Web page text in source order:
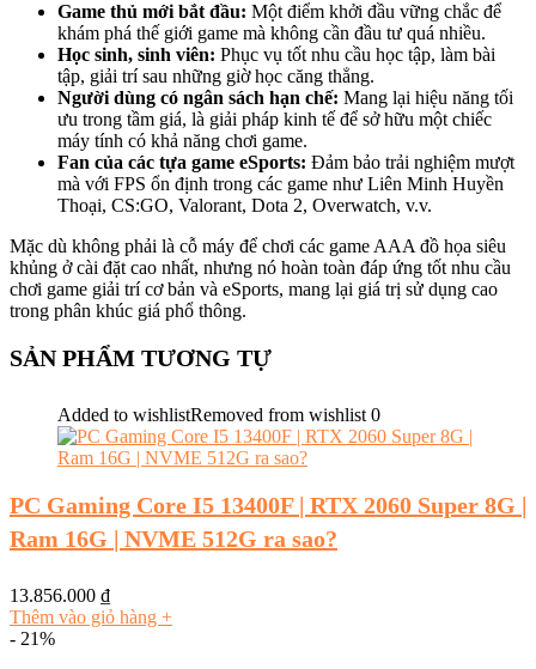
Game thủ mới bắt đầu: Một điểm khởi đầu vững chắc để
khám phá thế giới game mà không cần đầu tư quá nhiều.
Học sinh, sinh viên: Phục vụ tốt nhu cầu học tập, làm bài
tập, giải trí sau những giờ học căng thẳng.
Người dùng có ngân sách hạn chế: Mang lại hiệu năng tối
ưu trong tầm giá, là giải pháp kinh tế để sở hữu một chiếc
máy tính có khả năng chơi game.
Fan của các tựa game eSports: Đảm bảo trải nghiệm mượt
mà với FPS ổn định trong các game như Liên Minh Huyền
Thoại, CS:GO, Valorant, Dota 2, Overwatch, v.v.
Mặc dù không phải là cỗ máy để chơi các game AAA đồ họa siêu
khủng ở cài đặt cao nhất, nhưng nó hoàn toàn đáp ứng tốt nhu cầu
chơi game giải trí cơ bản và eSports, mang lại giá trị sử dụng cao
trong phân khúc giá phổ thông.
SẢN PHẨM TƯƠNG TỰ
Added to wishlistRemoved from wishlist 0
PC Gaming Core I5 13400F | RTX 2060 Super 8G |
Ram 16G | NVME 512G ra sao?
13.856.000 ₫
Thêm vào giỏ hàng +
- 21%